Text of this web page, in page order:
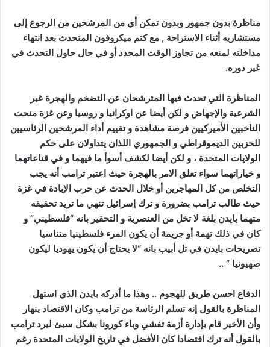
مناظرة بدون جمهور وبدون تمكن أي من المرشحين من الرجوع إلى
مستشاريه أثناء الاستراحة , مع كتم ميكروفون المتحدث بعد انتهاء
مداخلته لمنعه من تجاوز الوقت المحدد أو في حال حاول التحدث في
غير دوره.
المناظرة التي تحدث فيها المترشحان عن التضخم والهجرة غير
الشرعية والإجهاض و لكن أيضا عن اوكرانيا و روسيا وعن غزة منحت
الناخبين الأميركيين فرصة مشاهدة و تقييم أداء المرشحين الرئاسيين
للحزبين الديموقراطي و الجمهوري اللذان يتداولان على حكم
الولايات المتحدة ، و لكن أيضا لكشف أسوأ ما فيهما و في قناعاتهما
و خياراتهما سواء تعلق الامر بالهجرة حيث اعتبر ترامب أنه يجب
التخلص من كل المهاجرين أو خلال الحدث عن حرب الإبادة في غزة
حيث طالب ترامب بضرورة و ترك إسرائيل تنهي ما تريد تحقيقه
متهما بايدن بلغة لا تخل من العنصرية و التحقير بانه “فلسطيني” و
كان في ذلك تهمة أو جريمة أن يكون المرء فلسطينيا متناسيا
تصريحات بايدن في تل أبيب بانه “لا يحتاج أن يكون يهوديا ليكون
صهيونيا ” ..
الدفاع احسن طريق للهجوم .. وهذا ما أدركه بايدن الذي استهل
المناظرة بالقول إنه تسلم الرئاسة من ترامب وكان الاقتصاد ينهار
وأن الأخير قام بإدارة أزمة تفشي وباء كورونا بشكل سيئ ليرد ترامب
بالقول أنه ترك اقتصادا كان الأفضل في تاريخ الولايات المتحدة رغم